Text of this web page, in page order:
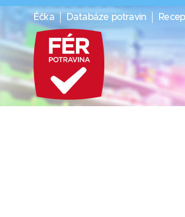
Éčka Databáze potravin